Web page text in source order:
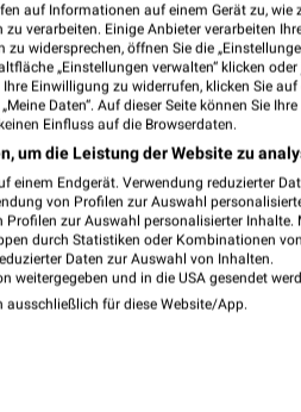
LADESÄULEN ANZEIGEN
dieser Filiale
Tagen
Zimmermann
03.08.
Gültig von 03. Aug.
auf Informationen auf einem Gerät zu, wie
verarbeiten. Einige Anbieter verarbeiten
widersprechen, öffnen Sie die
„Einstellungen verwalten“ klicken
Einwilligung zu widerrufen, klicken Sie
Daten“. Auf dieser Seite können Sie
Einfluss auf die Browserdaten.
um die Leistung der Website zu
Endgerät. Verwendung reduzierter
von Profilen zur Auswahl
zur Auswahl personalisierter Inhalte.
durch Statistiken oder Kombinationen
Daten zur Auswahl von Inhalten.
weitergegeben und in die USA gesendet
ausschließlich für diese Website/App.